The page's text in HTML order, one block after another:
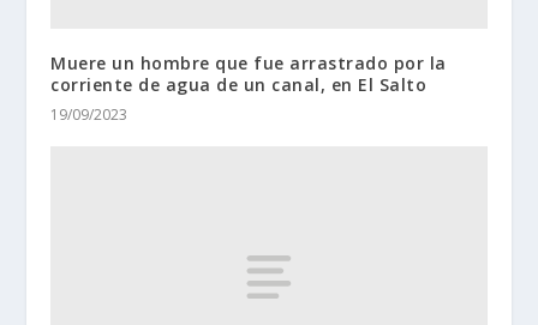
Muere un hombre que fue arrastrado por la
corriente de agua de un canal, en El Salto
19/09/2023